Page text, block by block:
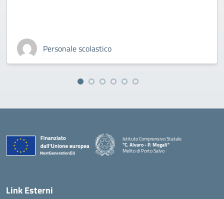
Personale scolastico
Istituto Comprensivo Statale
"C. Alvaro - P. Megali"
Melito di Porto Salvo
Link Esterni